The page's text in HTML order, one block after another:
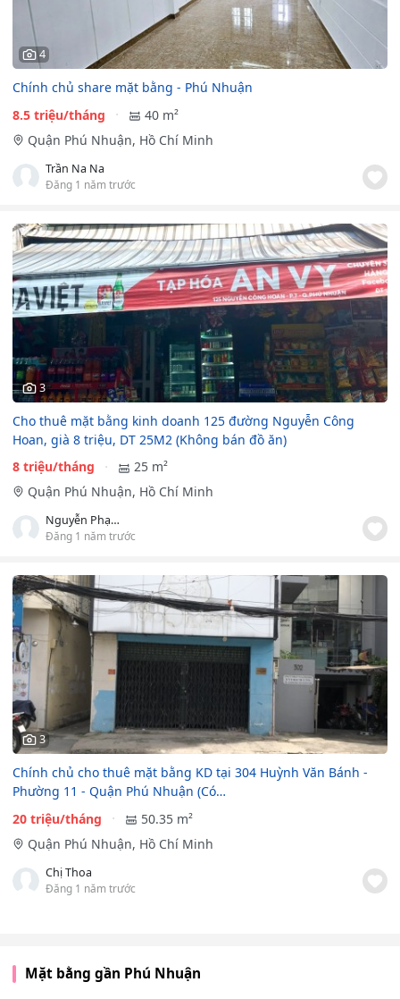
4
Chính chủ share mặt bằng - Phú Nhuận
8.5 triệu/tháng
40 m²
Quận Phú Nhuận, Hồ Chí Minh
Trần Na Na
Đăng 1 năm trước
3
Cho thuê mặt bằng kinh doanh 125 đường Nguyễn Công
Hoan, già 8 triệu, DT 25M2 (Không bán đồ ăn)
8 triệu/tháng
25 m²
Quận Phú Nhuận, Hồ Chí Minh
Nguyễn Phạm Hoàng Giang
Đăng 1 năm trước
3
Chính chủ cho thuê mặt bằng KD tại 304 Huỳnh Văn Bánh -
Phường 11 - Quận Phú Nhuận (Có…
20 triệu/tháng
50.35 m²
Quận Phú Nhuận, Hồ Chí Minh
Chị Thoa
Đăng 1 năm trước
Mặt bằng gần Phú Nhuận